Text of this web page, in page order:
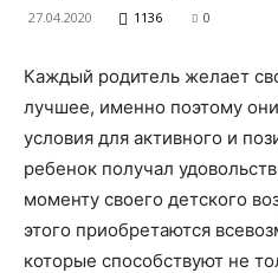
о
27.04.2020 1136 0
Каждый родитель желает
лучшее, именно поэтому они
условия для активного и
ребенок получал
моменту своего детского
этого приобретаются
которые способствуют не